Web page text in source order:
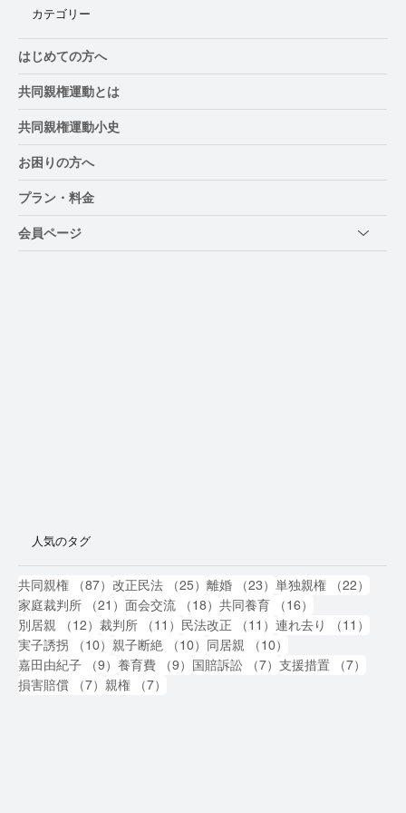
カテゴリー
はじめての方へ
共同親権運動とは
共同親権運動小史
お困りの方へ
プラン・料金
会員ページ
人気のタグ
共同親権 （87） 87件の記事
改正民法 （25） 25件の記事
離婚 （23） 23件の記事
単独親権 （22）
家庭裁判所
（21） 21件の記事
面会交流 （18） 18件の記事
共同養育 （16）
別居親
（12） 12件の記事
裁判所 （11） 11件の記事
民法改正 （11） 11件の記事
連れ去り （11）
実子誘拐
（10） 10件の記事
親子断絶 （10） 10件の記事
同居親 （10）
嘉田由紀子
（9） 9件の記事
養育費 （9） 9件の記事
国賠訴訟 （7） 7件の記事
支援措置 （7）
損害賠償
（7） 7件の記事
親権 （7）